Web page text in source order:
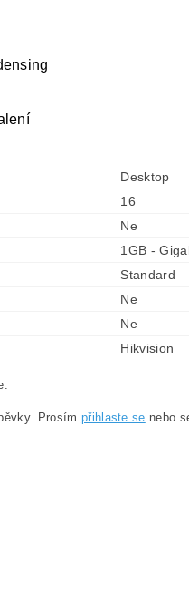
Desktop
16
Ne
1GB -
Standard
Ne
Ne
Hikvision
Prosím přihlaste se nebo